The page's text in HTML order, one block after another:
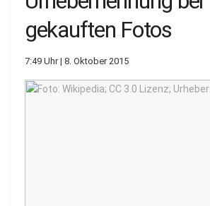
gekauften Fotos
7:49 Uhr | 8. Oktober 2015